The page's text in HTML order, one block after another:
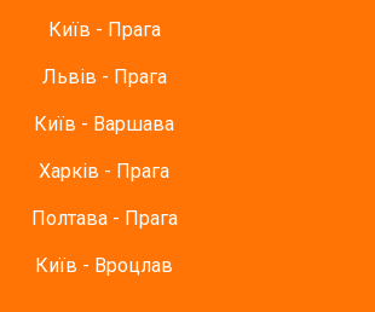
Київ - Прага
Львів - Прага
Київ - Варшава
Харків - Прага
Полтава - Прага
Київ - Вроцлав